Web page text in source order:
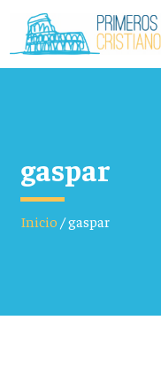
gaspar
Inicio/gaspar